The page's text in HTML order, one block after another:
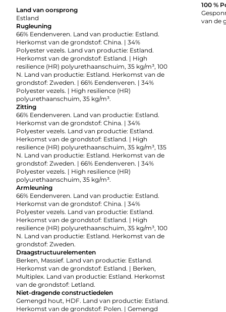
Land van oorsprong
Estland
Rugleuning
66% Eendenveren. Land van productie: Estland.
Herkomst van de grondstof: China. | 34%
Polyester vezels. Land van productie: Estland.
Herkomst van de grondstof: Estland. | High
resilience (HR) polyurethaanschuim, 35 kg/m³, 100
N. Land van productie: Estland. Herkomst van de
grondstof: Zweden. | 66% Eendenveren. | 34%
Polyester vezels. | High resilience (HR)
polyurethaanschuim, 35 kg/m³.
Zitting
66% Eendenveren. Land van productie: Estland.
Herkomst van de grondstof: China. | 34%
Polyester vezels. Land van productie: Estland.
Herkomst van de grondstof: Estland. | High
resilience (HR) polyurethaanschuim, 35 kg/m³, 135
N. Land van productie: Estland. Herkomst van de
grondstof: Zweden. | 66% Eendenveren. | 34%
Polyester vezels. | High resilience (HR)
polyurethaanschuim, 35 kg/m³.
Armleuning
66% Eendenveren. Land van productie: Estland.
Herkomst van de grondstof: China. | 34%
Polyester vezels. Land van productie: Estland.
Herkomst van de grondstof: Estland. | High
resilience (HR) polyurethaanschuim, 35 kg/m³, 100
N. Land van productie: Estland. Herkomst van de
grondstof: Zweden.
Draagstructuurelementen
Berken, Massief. Land van productie: Estland.
Herkomst van de grondstof: Estland. | Berken,
Multiplex. Land van productie: Estland. Herkomst
van de grondstof: Letland.
Niet-dragende constructiedelen
Gemengd hout, HDF. Land van productie: Estland.
Herkomst van de grondstof: Polen. | Gemengd
100 %
van de